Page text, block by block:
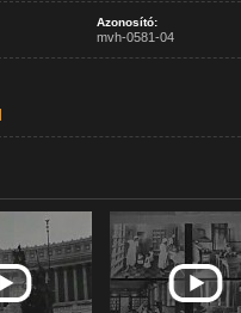
Azonosító:
mvh-0581-04